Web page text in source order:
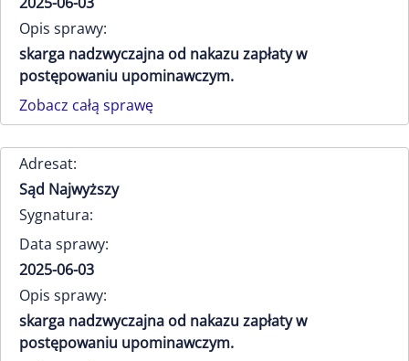
Opis sprawy:
skarga nadzwyczajna od nakazu zapłaty w
postępowaniu upominawczym.
Zobacz całą sprawę
Adresat:
Sąd Najwyższy
Sygnatura:
Data sprawy:
2025-06-03
Opis sprawy:
skarga nadzwyczajna od nakazu zapłaty w
postępowaniu upominawczym.